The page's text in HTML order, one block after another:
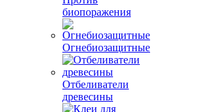
биопоражения
Огнебиозащитные
Отбеливатели
древесины